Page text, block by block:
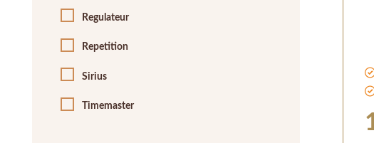
Regulateur
Repetition
Sirius
Timemaster